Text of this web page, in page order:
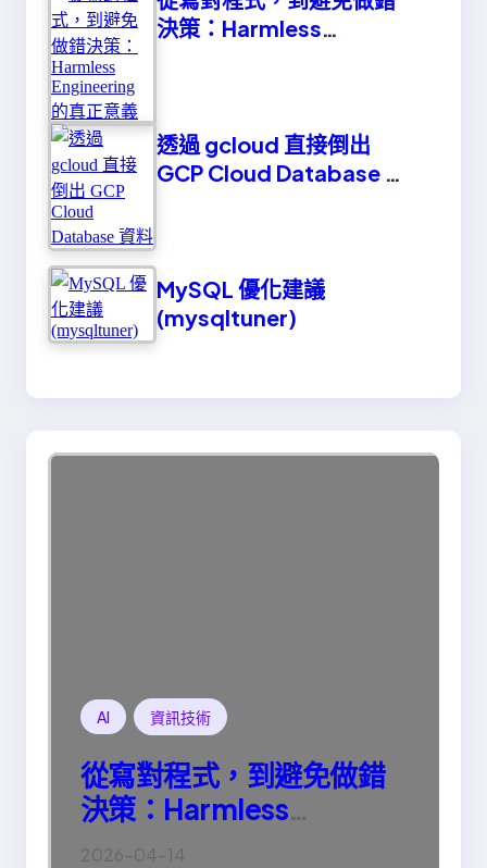
決策：Harmless
透過 gcloud 直接倒出
GCP Cloud Database 資
MySQL 優化建議
(mysqltuner)
AI 資訊技術
從寫對程式，到避免做錯
決策：Harmless
Engineering 的真正意義
2026-04-14